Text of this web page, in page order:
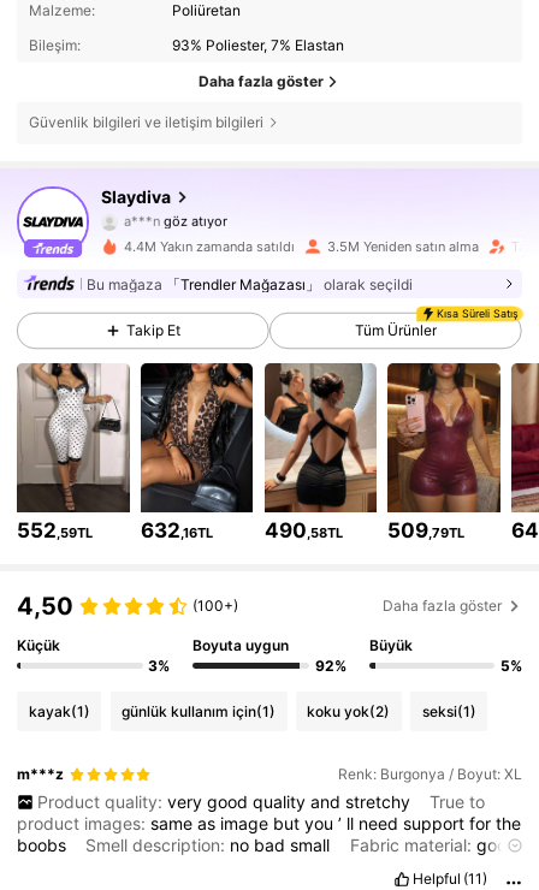
Malzeme:
Poliüretan
Bileşim:
93% Poliester, 7% Elastan
Daha fazla göster
Güvenlik bilgileri ve iletişim bilgileri
Slaydiva
a***n
4,85
1.1M Takipçiler
4,85 1.1M Takipçiler
4,85 1.1M Takipçiler
4,85 1.1M Takipçiler
4,85 1.1M Takipçiler
4,85 1.1M Takipçiler
1.1M Takipçiler
4,85 1.1M Takipçiler
4,85
4.4M Yakın zamanda satıldı 3.5M Yeniden satın alma
Bu mağaza 「Trendler Mağazası」 olarak seçildi
Takip Et
Kısa Süreli Satış
Tüm Ürünler
552 ,59TL 632 ,16TL 490 ,58TL 509 ,79TL
4,50 (100+) Daha fazla göster
Küçük
3%
Boyuta uygun
92%
Büyük
5%
kayak(1) günlük kullanım için(1) koku yok(2) seksi(1)
m***z Renk: Burgonya / Boyut: XL
Product quality: very good quality and stretchy
True to
product images:sameas image butyou’ ll needsupportforthe
boobs
Smell description: no badsmall Fabric material: good
Helpful (11)